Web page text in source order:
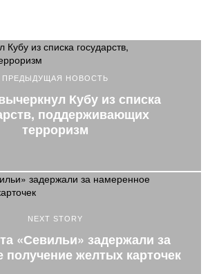
ПРЕДЫДУЩАЯ НОВОСТЬ
Кубу из списка
поддерживающих
терроризм
NEXT STORY
«Севильи» задержали за
получение желтых карточек